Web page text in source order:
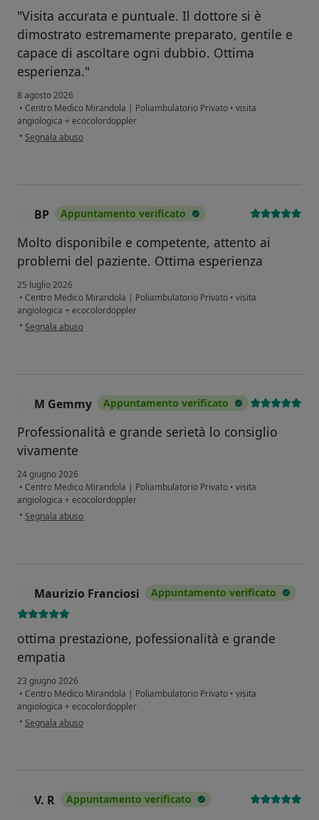
"Visita accurata e puntuale. Il dottore si è
dimostrato estremamente preparato, gentile e
capace di ascoltare ogni dubbio. Ottima
esperienza."
8 agosto 2026
• Centro Medico Mirandola | Poliambulatorio Privato • visita
angiologica + ecocolordoppler
• secondo l'opinione dell'utente A.C.
Segnala abuso
BP Appuntamento verificato
Molto disponibile e competente, attento ai
problemi del paziente. Ottima esperienza
25 luglio 2026
• Centro Medico Mirandola | Poliambulatorio Privato • visita
angiologica + ecocolordoppler
• secondo l'opinione dell'utente BP
Segnala abuso
M Gemmy Appuntamento verificato
Professionalità e grande serietà lo consiglio
vivamente
24 giugno 2026
• Centro Medico Mirandola | Poliambulatorio Privato • visita
angiologica + ecocolordoppler
• secondo l'opinione dell'utente M Gemmy
Segnala abuso
Maurizio Franciosi Appuntamento verificato
ottima prestazione, pofessionalità e grande
empatia
23 giugno 2026
• Centro Medico Mirandola | Poliambulatorio Privato • visita
angiologica + ecocolordoppler
• secondo l'opinione dell'utente Maurizio Franciosi
Segnala abuso
V. R Appuntamento verificato